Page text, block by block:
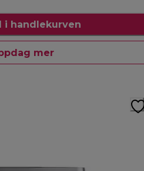
i handlekurven
mer